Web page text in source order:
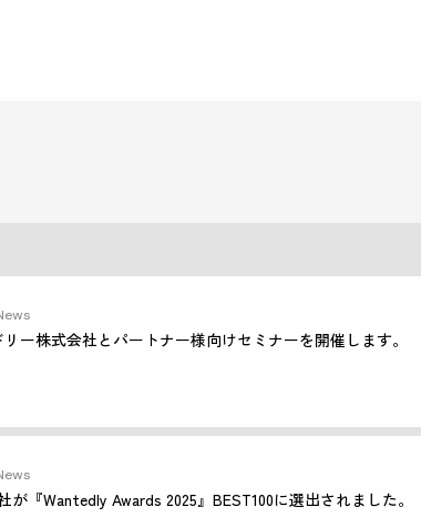
ー株式会社とパートナー様向けセミナーを開催します。
が『Wantedly Awards 2025』BEST100に選出されました。